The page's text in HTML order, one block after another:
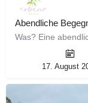
Abendliche
17. August